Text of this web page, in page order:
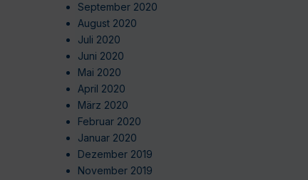
September 2020
August 2020
Juli 2020
Juni 2020
Mai 2020
April 2020
März 2020
Februar 2020
Januar 2020
Dezember 2019
November 2019